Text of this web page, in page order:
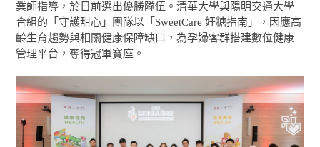
業師指導，於日前選出優勝隊伍。清華大學與陽明交通大學
合組的「守護甜心」團隊以「SweetCare 妊糖指南」，因應高
齡生育趨勢與相關健康保障缺口，為孕婦客群搭建數位健康
管理平台，奪得冠軍寶座。